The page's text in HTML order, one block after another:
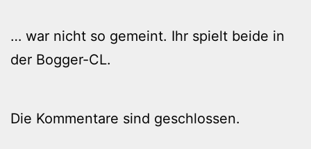
… war nicht so gemeint. Ihr spielt beide in
der Bogger-CL.
Die Kommentare sind geschlossen.